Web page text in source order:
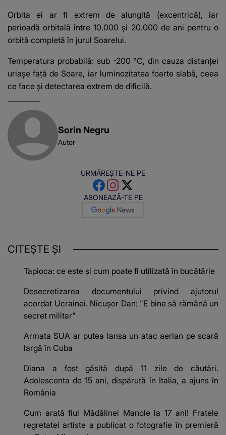
Orbita ei ar fi extrem de alungită (excentrică), iar
perioadă orbitală între 10.000 și 20.000 de ani pentru o
orbită completă în jurul Soarelui.
Temperatura probabilă: sub -200 °C, din cauza distanței
uriașe față de Soare, iar luminozitatea foarte slabă, ceea
ce face și detectarea extrem de dificilă.
Sorin Negru
Autor
URMĂREȘTE-NE PE
ABONEAZĂ-TE PE
CITEȘTE ȘI
Tapioca: ce este și cum poate fi utilizată în bucătărie
Desecretizarea documentului privind ajutorul
acordat Ucrainei. Nicușor Dan: "E bine să rămână un
secret militar"
Armata SUA ar putea lansa un atac aerian pe scară
largă în Cuba
Diana a fost găsită după 11 zile de căutări.
Adolescenta de 15 ani, dispărută în Italia, a ajuns în
România
Cum arată fiul Mădălinei Manole la 17 ani! Fratele
regretatei artiste a publicat o fotografie în premieră